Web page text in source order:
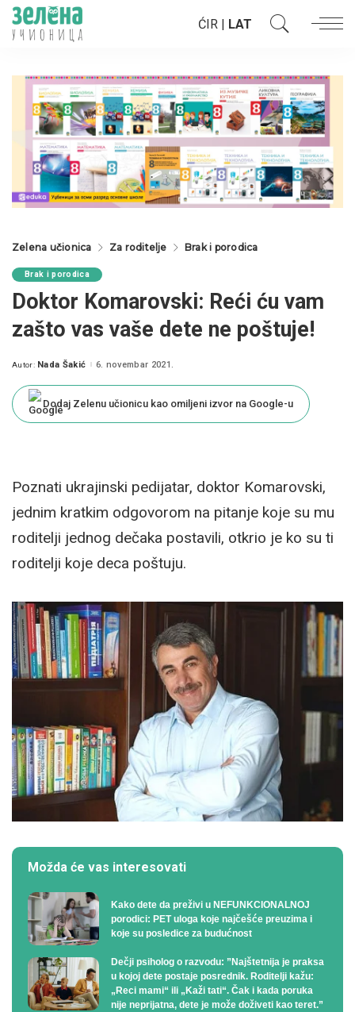
ĆIR | LAT
Zelena učionica Za roditelje Brak i porodica
Brak i porodica
Doktor Komarovski: Reći ću vam
zašto vas vaše dete ne poštuje!
Posted
Autor: Nada Šakić 6. novembar 2021.
Dodaj Zelenu učionicu kao omiljeni izvor na Google-u
Poznati ukrajinski pedijatar, doktor Komarovski,
jednim kratkim odgovorom na pitanje koje su mu
roditelji jednog dečaka postavili, otkrio je ko su ti
roditelji koje deca poštuju.
Možda će vas interesovati
Kako dete da preživi u NEFUNKCIONALNOJ
porodici: PET uloga koje najčešće preuzima i
koje su posledice za budućnost
Dečji psiholog o razvodu: ”Najštetnija je praksa
u kojoj dete postaje posrednik. Roditelji kažu:
„Reci mami“ ili „Kaži tati“. Čak i kada poruka
nije neprijatna, dete je može doživeti kao teret.”